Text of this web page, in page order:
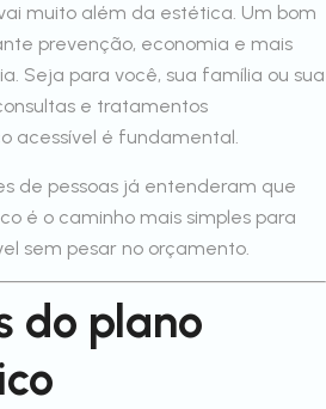
muito além da estética. Um bom
prevenção, economia e mais
Seja para você, sua família ou sua
e tratamentos
acessível é fundamental.
de pessoas já entenderam que
é o caminho mais simples para
sem pesar no orçamento.
do plano